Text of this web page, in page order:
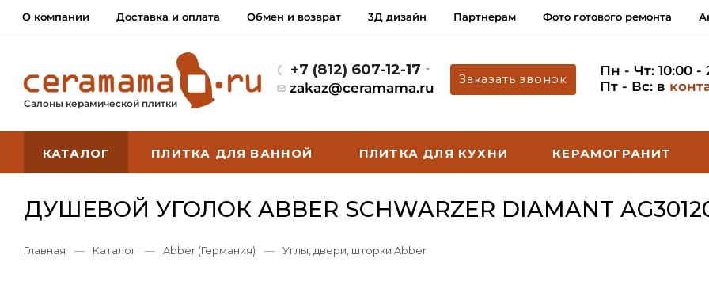
О компании Доставка и оплата Обмен и возврат 3Д дизайн Партнерам Фото готового ремонта
Салоны керамической плитки
+7 (812) 607-12-17
zakaz@ceramama.ru
Заказать звонок
Пн - Чт: 10:00 -
Пт - Вс: в
КАТАЛОГ ПЛИТКА ДЛЯ ВАННОЙ ПЛИТКА ДЛЯ КУХНИ КЕРАМОГРАНИТ
ДУШЕВОЙ УГОЛОК ABBER SCHWARZER DIAMANT
Главная — Каталог — Abber (Германия) — Углы, двери, шторки Abber